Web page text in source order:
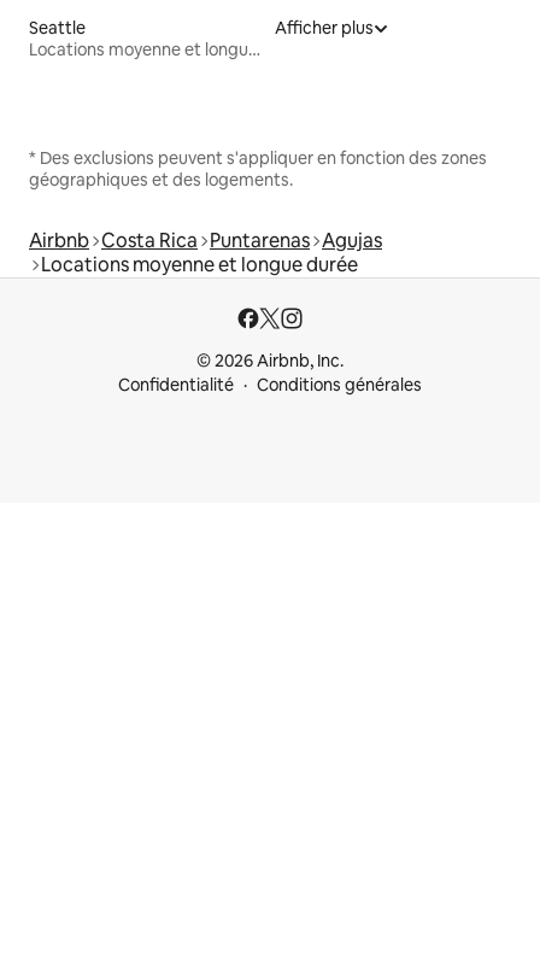
Seattle
Locations moyenne et longue durée
Afficher plus
* Des exclusions peuvent s'appliquer en fonction des zones
géographiques et des logements.
Airbnb Costa Rica Puntarenas Agujas
Locations moyenne et longue durée
© 2026 Airbnb, Inc.
Confidentialité
Conditions générales